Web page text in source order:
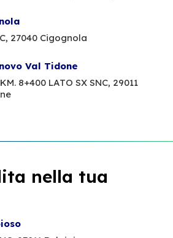
27040 Cigognola
Val Tidone
8+400 LATO SX SNC, 29011
nella tua